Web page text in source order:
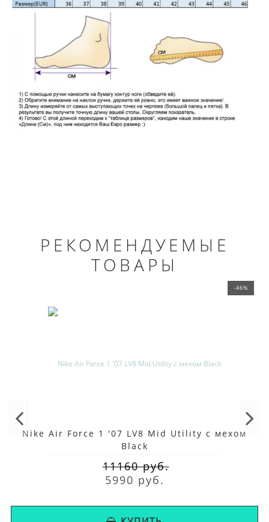
РЕКОМЕНДУЕМЫЕ
ТОВАРЫ
-46%
Nike Air Force 1 '07 LV8 Mid Utility с мехом
Black
11160 руб.
5990 руб.